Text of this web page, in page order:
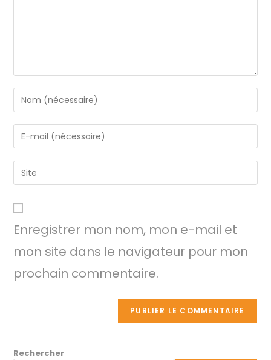
Enregistrer mon nom, mon e-mail et
mon site dans le navigateur pour mon
prochain commentaire.
Rechercher